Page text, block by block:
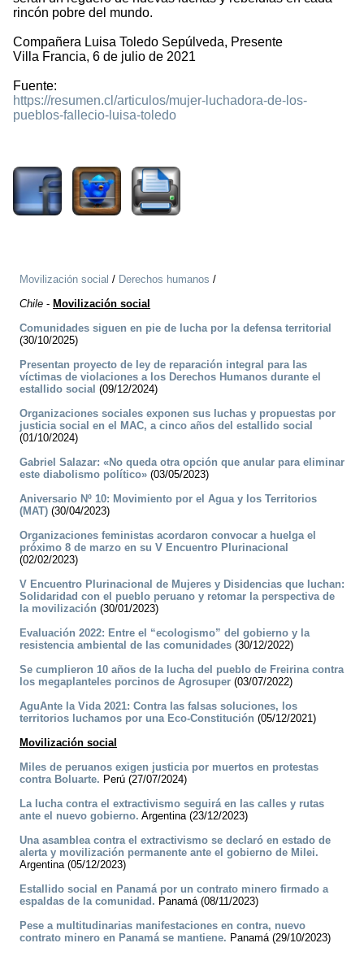
rincón pobre del mundo.
Compañera Luisa Toledo Sepúlveda, Presente
Villa Francia, 6 de julio de 2021
Fuente:
https://resumen.cl/articulos/mujer-luchadora-de-los-
pueblos-fallecio-luisa-toledo
Movilización social / Derechos humanos /
Chile - Movilización social
Comunidades siguen en pie de lucha por la defensa territorial
(30/10/2025)
Presentan proyecto de ley de reparación integral para las
víctimas de violaciones a los Derechos Humanos durante el
estallido social (09/12/2024)
Organizaciones sociales exponen sus luchas y propuestas por
justicia social en el MAC, a cinco años del estallido social
(01/10/2024)
Gabriel Salazar: «No queda otra opción que anular para eliminar
este diabolismo político» (03/05/2023)
Aniversario Nº 10: Movimiento por el Agua y los Territorios
(MAT) (30/04/2023)
Organizaciones feministas acordaron convocar a huelga el
próximo 8 de marzo en su V Encuentro Plurinacional
(02/02/2023)
V Encuentro Plurinacional de Mujeres y Disidencias que luchan:
Solidaridad con el pueblo peruano y retomar la perspectiva de
la movilización (30/01/2023)
Evaluación 2022: Entre el “ecologismo” del gobierno y la
resistencia ambiental de las comunidades (30/12/2022)
Se cumplieron 10 años de la lucha del pueblo de Freirina contra
los megaplanteles porcinos de Agrosuper (03/07/2022)
AguAnte la Vida 2021: Contra las falsas soluciones, los
territorios luchamos por una Eco-Constitución (05/12/2021)
Movilización social
Miles de peruanos exigen justicia por muertos en protestas
contra Boluarte. Perú (27/07/2024)
La lucha contra el extractivismo seguirá en las calles y rutas
ante el nuevo gobierno. Argentina (23/12/2023)
Una asamblea contra el extractivismo se declaró en estado de
alerta y movilización permanente ante el gobierno de Milei.
Argentina (05/12/2023)
Estallido social en Panamá por un contrato minero firmado a
espaldas de la comunidad. Panamá (08/11/2023)
Pese a multitudinarias manifestaciones en contra, nuevo
contrato minero en Panamá se mantiene. Panamá (29/10/2023)